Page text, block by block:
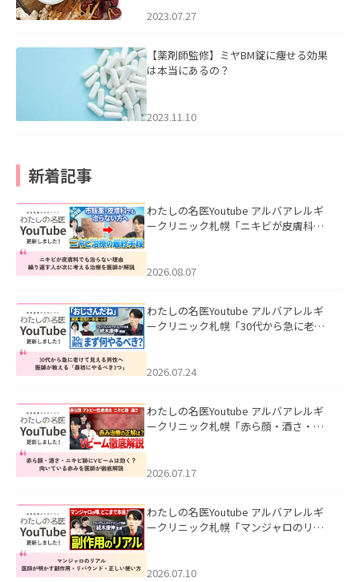
2023.07.27
【薬剤師監修】ミヤBM錠に痩せる効果
は本当にあるの？
2023.11.10
新着記事
わたしの名医Youtube アルバアレルギ
ークリニック札幌「ニキビが皮膚科で
ました。
2026.08.07
わたしの名医Youtube アルバアレルギ
ークリニック札幌「30代から急に老け
た。
2026.07.24
わたしの名医Youtube アルバアレルギ
ークリニック札幌「赤ら顔・酒さ・ニ
した。
2026.07.17
わたしの名医Youtube アルバアレルギ
ークリニック札幌「マンジャロのリア
た。
2026.07.10